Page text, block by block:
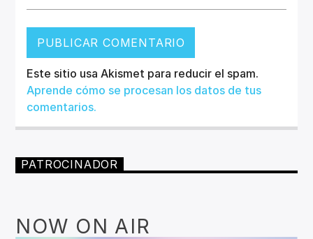
Este sitio usa Akismet para reducir el spam.
Aprende cómo se procesan los datos de tus
comentarios.
PATROCINADOR
NOW ON AIR